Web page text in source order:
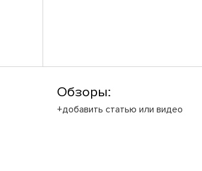
Обзоры:
+добавить статью или видео